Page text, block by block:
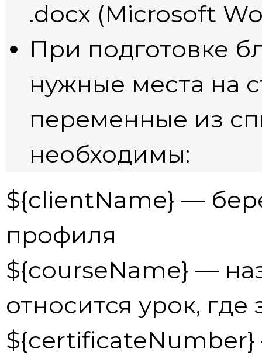
.docx (Microsoft
При подготовке
нужные места на
переменные из
необходимы:
${clientName} —
профиля
${courseName} —
относится урок,